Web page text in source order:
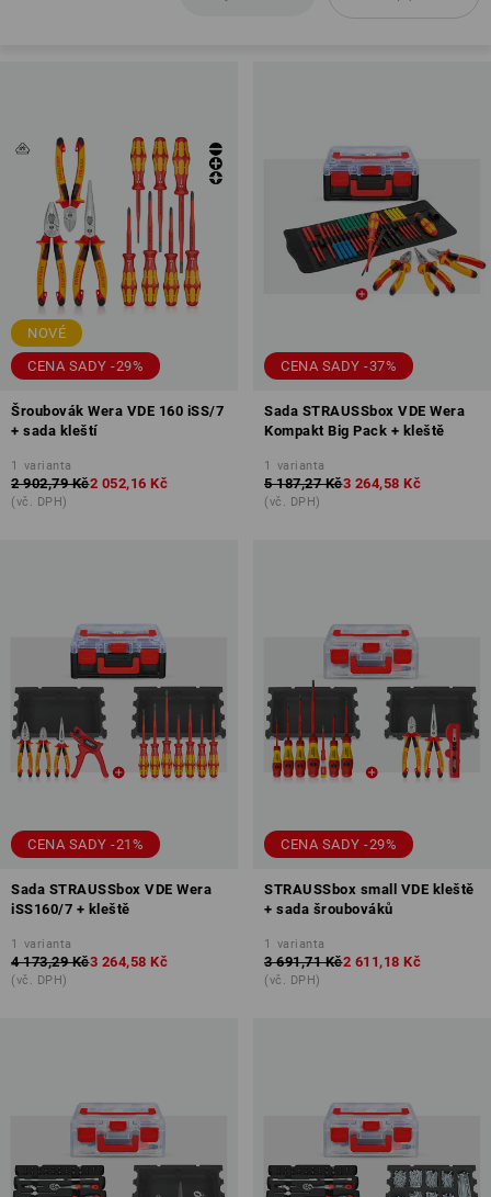
NOVÉ
CENA SADY -29%
Šroubovák Wera VDE 160 iSS/7
+ sada kleští
1 varianta
2 902,79 Kč2 052,16 Kč
(vč. DPH)
CENA SADY -37%
Sada STRAUSSbox VDE Wera
Kompakt Big Pack + kleště
1 varianta
5 187,27 Kč3 264,58 Kč
(vč. DPH)
CENA SADY -21%
Sada STRAUSSbox VDE Wera
iSS160/7 + kleště
1 varianta
4 173,29 Kč3 264,58 Kč
(vč. DPH)
CENA SADY -29%
STRAUSSbox small VDE kleště
+ sada šroubováků
1 varianta
3 691,71 Kč2 611,18 Kč
(vč. DPH)